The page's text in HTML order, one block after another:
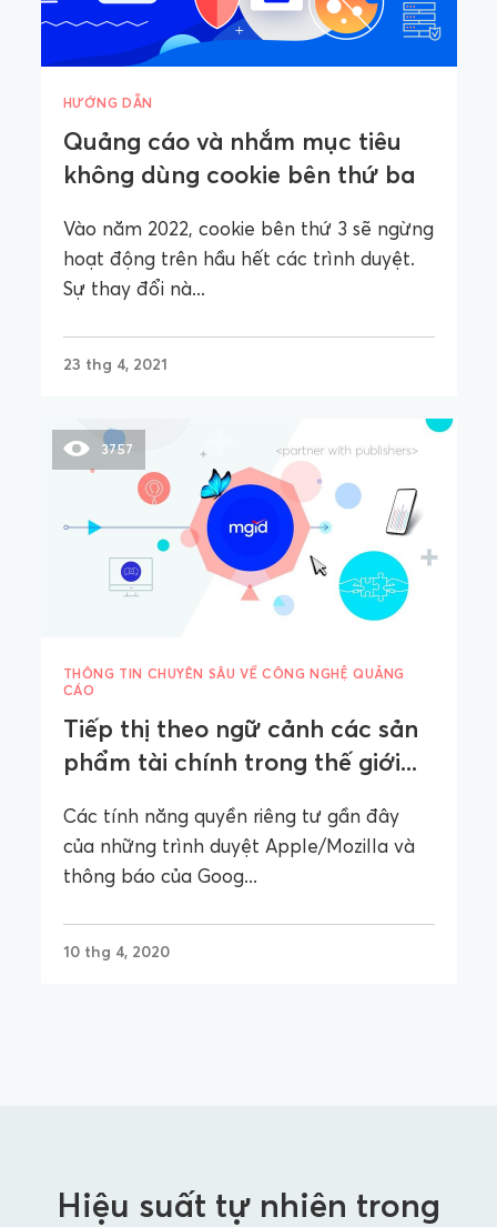
HƯỚNG DẪN
Quảng cáo và nhắm mục tiêu
không dùng cookie bên thứ ba
Vào năm 2022, cookie bên thứ 3 sẽ ngừng
hoạt động trên hầu hết các trình duyệt.
Sự thay đổi nà...
23 thg 4, 2021
3757
THÔNG TIN CHUYÊN SÂU VỀ CÔNG NGHỆ QUẢNG
CÁO
Tiếp thị theo ngữ cảnh các sản
phẩm tài chính trong thế giới...
Các tính năng quyền riêng tư gần đây
của những trình duyệt Apple/Mozilla và
thông báo của Goog...
10 thg 4, 2020
Hiệu suất tự nhiên trong